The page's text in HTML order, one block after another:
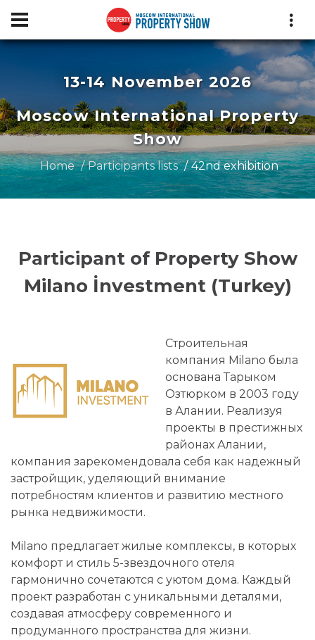
13-14 November 2026
Moscow International Property
Show
Home Participants lists 42nd exhibition
Participant of Property Show
Milano İnvestment (Turkey)
Строительная
компания Milano была
основана Тарыком
Озтюрком в 2003 году
в Алании. Реализуя
проекты в престижных
районах Алании,
компания зарекомендовала себя как надежный
застройщик, уделяющий внимание
потребностям клиентов и развитию местного
рынка недвижимости.
Milano предлагает жилые комплексы, в которых
комфорт и стиль 5-звездочного отеля
гармонично сочетаются с уютом дома. Каждый
проект разработан с уникальными деталями,
создавая атмосферу современного и
продуманного пространства для жизни.